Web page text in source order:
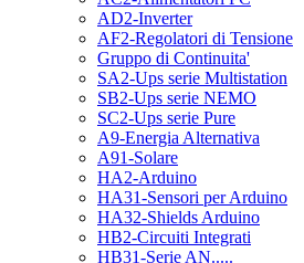
AD2-Inverter
AF2-Regolatori di Tensione
Gruppo di Continuita'
SA2-Ups serie Multistation
SB2-Ups serie NEMO
SC2-Ups serie Pure
A9-Energia Alternativa
A91-Solare
HA2-Arduino
HA31-Sensori per Arduino
HA32-Shields Arduino
HB2-Circuiti Integrati
HB31-Serie AN.....